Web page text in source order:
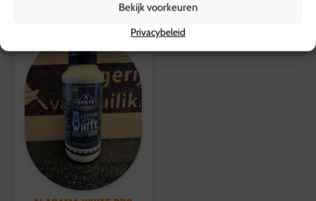
Bekijk voorkeuren
Privacybeleid